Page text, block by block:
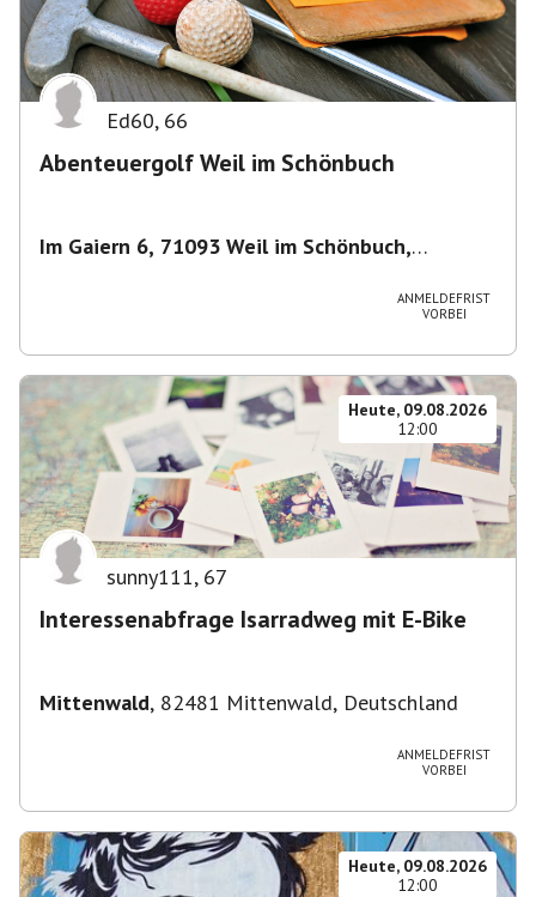
Ed60, 66
Abenteuergolf Weil im Schönbuch
Im Gaiern 6, 71093 Weil im Schönbuch,
ANMELDEFRIST
VORBEI
Heute, 09.08.2026
12:00
sunny111, 67
Interessenabfrage Isarradweg mit E-Bike
Mittenwald, 82481 Mittenwald, Deutschland
ANMELDEFRIST
VORBEI
Heute, 09.08.2026
12:00